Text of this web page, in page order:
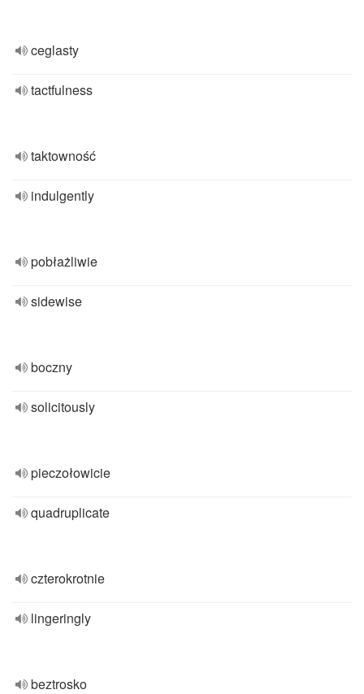
ceglasty
tactfulness
taktowność
indulgently
pobłażliwie
sidewise
boczny
solicitously
pieczołowicie
quadruplicate
czterokrotnie
lingeringly
beztrosko